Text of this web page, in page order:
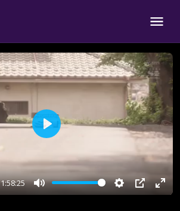
1:58:25
Mute Settings
PIP
Play